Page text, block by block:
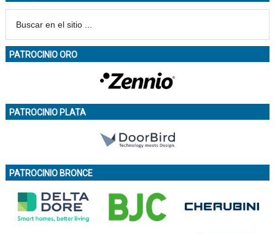
PATROCINIO ORO
PATROCINIO PLATA
PATROCINIO BRONCE